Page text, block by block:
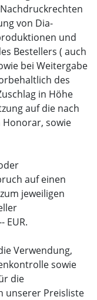
von Dia-
und
Bestellers ( auch
bei Weitergabe
des
in Höhe
auf die nach
sowie
auf einen
jeweiligen
EUR.
Verwendung,
sowie
die
unserer Preisliste